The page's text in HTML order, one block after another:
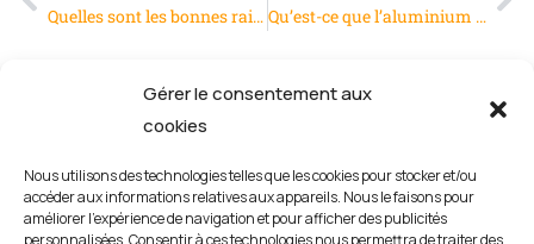
Gérer le consentement aux
cookies
Nous utilisons des technologies telles que les cookies pour stocker et/ou
accéder aux informations relatives aux appareils. Nous le faisons pour
améliorer l’expérience de navigation et pour afficher des publicités
personnalisées. Consentir à ces technologies nous permettra de traiter des
Quelles sont les bonnes raisons de travailler en tant que chef de projet ? Qu’est-ce que l’aluminium bas carbone ?